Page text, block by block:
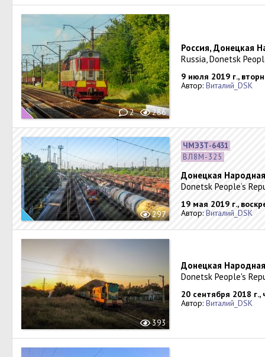
2 286
Россия, Донецкая
Russia, Donetsk
9 июля 2019 г.,
Автор: Виталий_DSK
297
ЧМЭ3Т-6431
ВЛ8М-325
Донецкая
Donetsk People’s
19 мая 2019 г.,
Автор: Виталий_DSK
393
Донецкая
Donetsk People's
20 сентября 2018 г.,
Автор: Виталий_DSK